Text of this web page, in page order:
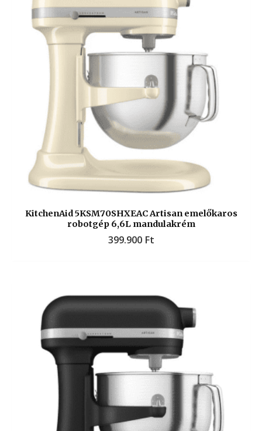
KitchenAid 5KSM70SHXEAC Artisan emelőkaros
robotgép 6,6L mandulakrém
399.900 Ft